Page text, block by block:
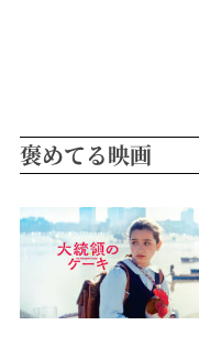
褒めてる映画